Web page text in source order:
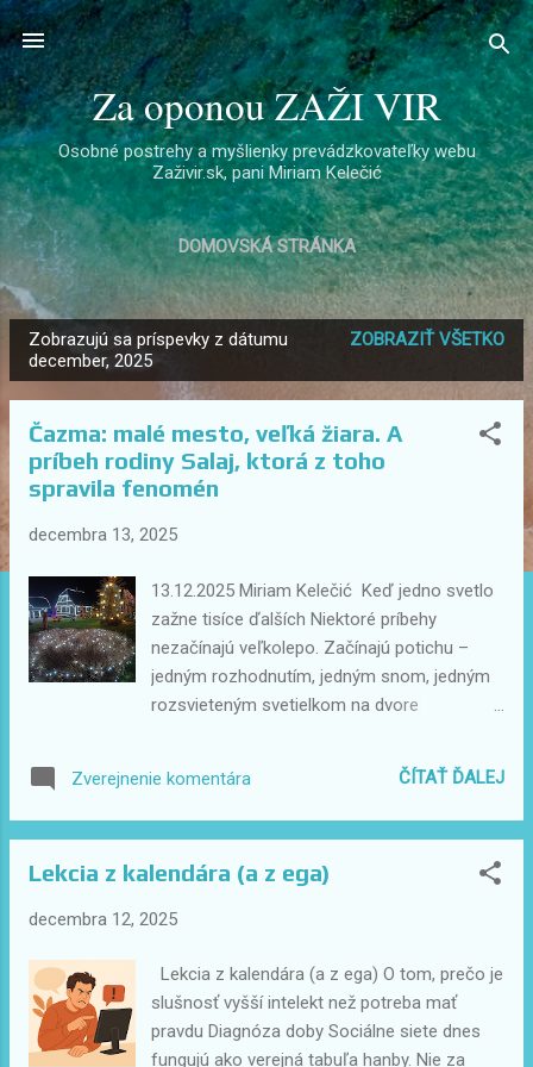
Preskočiť na hlavný obsah
Za oponou ZAŽI VIR
Osobné postrehy a myšlienky prevádzkovateľky webu
Zaživir.sk, pani Miriam Kelečić
DOMOVSKÁ STRÁNKA
r
Zobrazujú sa príspevky z dátumu
december, 2025
ZOBRAZIŤ VŠETKO
Čazma: malé mesto, veľká žiara. A
príbeh rodiny Salaj, ktorá z toho
spravila fenomén
decembra 13, 2025
13.12.2025 Miriam Kelečić Keď jedno svetlo
zažne tisíce ďalších Niektoré príbehy
nezačínajú veľkolepo. Začínajú potichu –
jedným rozhodnutím, jedným snom, jedným
rozsvieteným svetielkom na dvore
príbeh, ktorý dnes poznáme ako Božićna
priča rodiny Salaj . V čase, keď zima v
kontinentálnom Chorvátsku znamenala skôr
Čazme zrodila myšlienka, ktorá nemala
niesol len v predstavách . To, čo vzniklo z
osobnej túžby a rodinnej lásky, sa postupne
premenilo na jedno z najnavštevovanejších
zimných miest v regióne. Tento blog nie je
Zverejnenie komentára ČÍTAŤ ĎALEJ
Lekcia z kalendára (a z ega)
decembra 12, 2025
Lekcia z kalendára (a z ega) O tom, prečo je
slušnosť vyšší intelekt než potreba mať
pravdu Diagnóza doby Sociálne siete dnes
fungujú ako verejná tabuľa hanby. Nie za